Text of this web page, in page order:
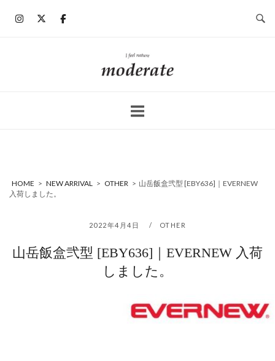
ホ
ー
HOME > NEW ARRIVAL > OTHER > 山岳飯盒弐型 [EBY636]｜EVERNEW
入荷しました。
2022年4月4日 OTHER
山岳飯盒弐型 [EBY636]｜EVERNEW 入荷
しました。